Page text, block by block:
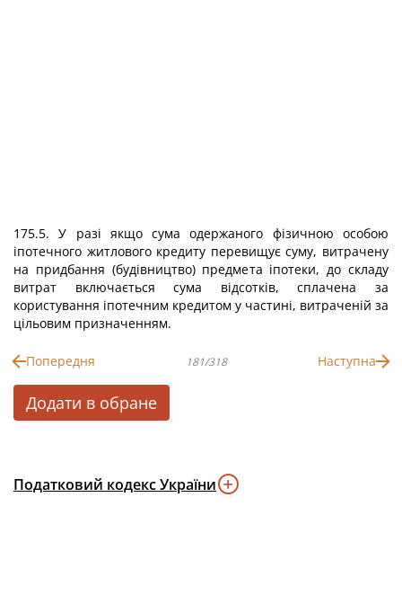
175.5. У разі якщо сума одержаного фізичною особою
іпотечного житлового кредиту перевищує суму, витрачену
на придбання (будівництво) предмета іпотеки, до складу
витрат включається сума відсотків, сплачена за
користування іпотечним кредитом у частині, витраченій за
цільовим призначенням.
Попередня 181/318 Наступна
Додати в обране
Податковий кодекс України